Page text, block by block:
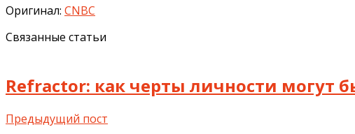
Оригинал: CNBC
Связанные статьи
Refractor: как черты личности могут
Предыдущий пост